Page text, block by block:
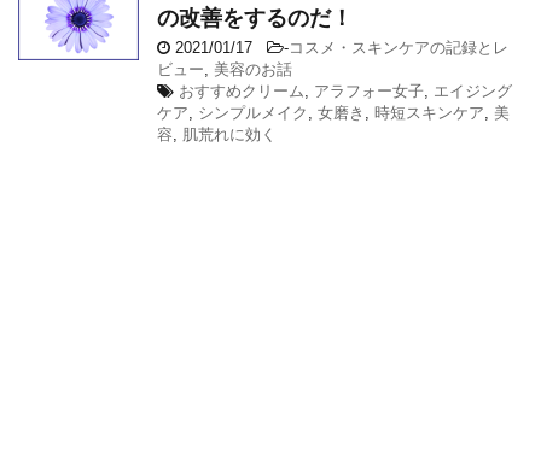
の改善をするのだ！
2021/01/17 -コスメ・スキンケアの記録とレ
ビュー
美容のお話
おすすめクリーム
アラフォー女子
エイジング
ケア
シンプルメイク 女磨き 時短スキンケア
美
容
肌荒れに効く